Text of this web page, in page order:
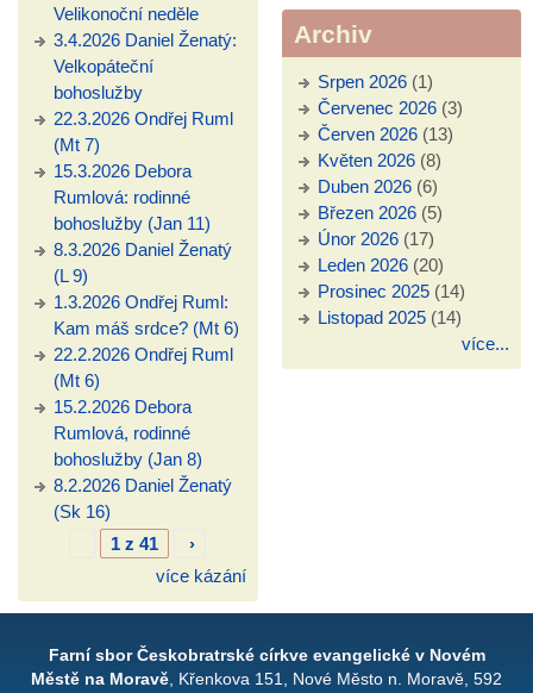
Velikonoční neděle
3.4.2026 Daniel Ženatý:
Velkopáteční
bohoslužby
22.3.2026 Ondřej Ruml
(Mt 7)
15.3.2026 Debora
Rumlová: rodinné
bohoslužby (Jan 11)
8.3.2026 Daniel Ženatý
(L 9)
1.3.2026 Ondřej Ruml:
Kam máš srdce? (Mt 6)
22.2.2026 Ondřej Ruml
(Mt 6)
15.2.2026 Debora
Rumlová, rodinné
bohoslužby (Jan 8)
8.2.2026 Daniel Ženatý
(Sk 16)
1 z 41
›
více kázání
Archiv
Srpen 2026(1)
Červenec 2026(3)
Červen 2026(13)
Květen 2026(8)
Duben 2026(6)
Březen 2026(5)
Únor 2026(17)
Leden 2026(20)
Prosinec 2025(14)
Listopad 2025(14)
více...
Farní sbor Českobratrské církve evangelické v Novém
Městě na Moravě , Křenkova 151, Nové Město n. Moravě, 592